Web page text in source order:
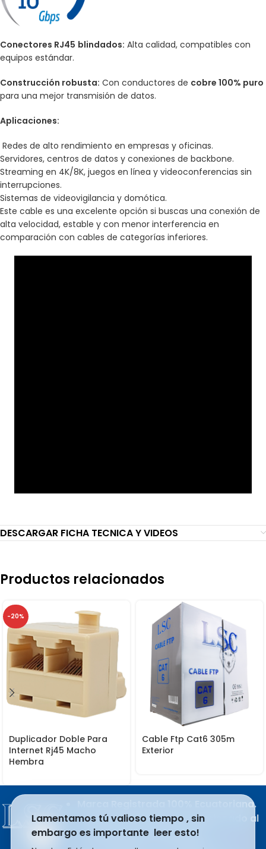
Conectores RJ45 blindados: Alta calidad, compatibles con
equipos estándar.
Construcción robusta: Con conductores de cobre 100% puro
para una mejor transmisión de datos.
Aplicaciones:
Redes de alto rendimiento en empresas y oficinas.
Servidores, centros de datos y conexiones de backbone.
Streaming en 4K/8K, juegos en línea y videoconferencias sin
interrupciones.
Sistemas de videovigilancia y domótica.
Este cable es una excelente opción si buscas una conexión de
alta velocidad, estable y con menor interferencia en
comparación con cables de categorías inferiores.
DESCARGAR FICHA TECNICA Y VIDEOS
Productos relacionados
-20%
Duplicador Doble Para
Internet Rj45 Macho
Hembra
Cable Ftp Cat6 305m
Exterior
Marca Registrada 100% Ecuatoriana.
Producto del esfuerzo apasionado al
trabajo de sus integrantes.
Lamentamos tú valioso tiempo , sin
embargo es importante leer esto!